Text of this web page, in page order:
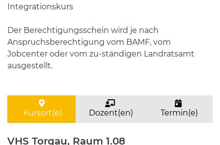
Integrationskurs
Der Berechtigungsschein wird je nach
Anspruchsberechtigung vom BAMF, vom
Jobcenter oder vom zu-ständigen Landratsamt
ausgestellt.
Kursort(e) Dozent(en) Termin(e)
VHS Torgau, Raum 1.08